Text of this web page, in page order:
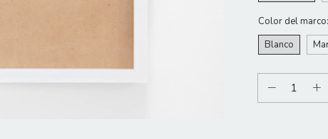
Color del marco:
Blanco